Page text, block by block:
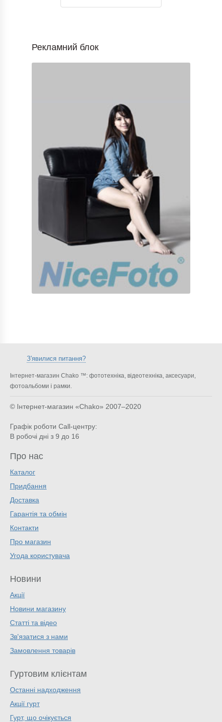
Рекламний блок
З'явилися питання?
Інтернет-магазин Chako ™: фототехніка, відеотехніка, аксесуари,
фотоальбоми і рамки.
© Інтернет-магазин «Chako» 2007–2020
Графік роботи Call-центру:
В робочі дні з 9 до 16
Про нас
Каталог
Придбання
Доставка
Гарантія та обмін
Контакти
Про магазин
Угода користувача
Новини
Акції
Новини магазину
Статті та відео
Зв'язатися з нами
Замовлення товарів
Гуртовим клієнтам
Останні надходження
Акції гурт
Гурт, що очікується